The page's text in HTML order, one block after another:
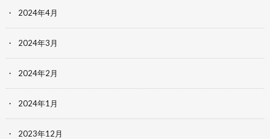
2024年4月
2024年3月
2024年2月
2024年1月
2023年12月